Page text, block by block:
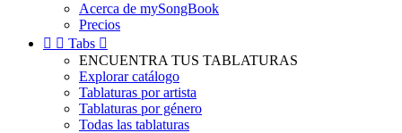
Acerca de mySongBook
Precios
  Tabs 
ENCUENTRA TUS TABLATURAS
Explorar catálogo
Tablaturas por artista
Tablaturas por género
Todas las tablaturas